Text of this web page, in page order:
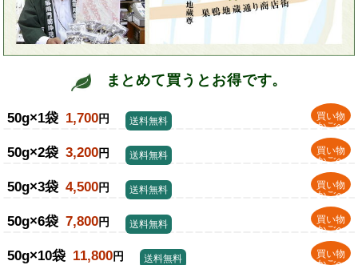
まとめて買うとお得です。
50g×1袋 1,700円
買い物
かごへ
送料無料
50g×2袋 3,200円
買い物
かごへ
送料無料
50g×3袋 4,500円
買い物
かごへ
送料無料
50g×6袋 7,800円
買い物
かごへ
送料無料
50g×10袋 11,800円
買い物
送料無料